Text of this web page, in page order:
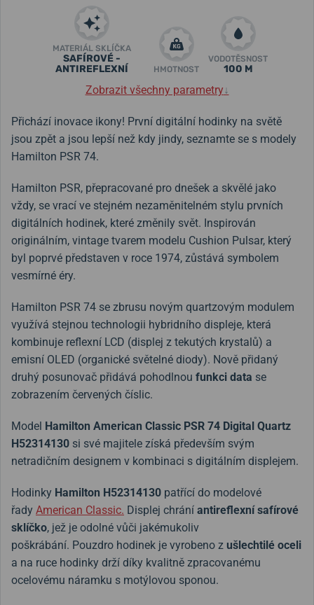
MATERIÁL SKLÍČKA
SAFÍROVÉ -
ANTIREFLEXNÍ
HMOTNOST
VODOTĚSNOST
100 M
Zobrazit všechny parametry↓
Přichází inovace ikony! První digitální hodinky na světě
jsou zpět a jsou lepší než kdy jindy, seznamte se s modely
Hamilton PSR 74.
Hamilton PSR, přepracované pro dnešek a skvělé jako
vždy, se vrací ve stejném nezaměnitelném stylu prvních
digitálních hodinek, které změnily svět. Inspirován
originálním, vintage tvarem modelu Cushion Pulsar, který
byl poprvé představen v roce 1974, zůstává symbolem
vesmírné éry.
Hamilton PSR 74 se zbrusu novým quartzovým modulem
využívá stejnou technologii hybridního displeje, která
kombinuje reflexní LCD (displej z tekutých krystalů) a
emisní OLED (organické světelné diody). Nově přidaný
druhý posunovač přidává pohodlnou funkci data se
zobrazením červených číslic.
Model Hamilton American Classic PSR 74 Digital Quartz
H52314130 si své majitele získá především svým
netradičním designem v kombinaci s digitálním displejem.
Hodinky Hamilton H52314130 patřící do modelové
řady American Classic. Displej chrání antireflexní safírové
sklíčko, jež je odolné vůči jakémukoliv
poškrábání. Pouzdro hodinek je vyrobeno z ušlechtilé oceli
a na ruce hodinky drží díky kvalitně zpracovanému
ocelovému náramku s motýlovou sponou.